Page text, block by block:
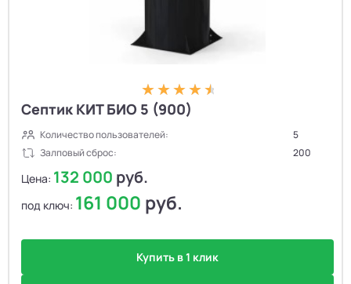
Септик КИТ БИО 5 (900)
Количество пользователей:
5
Залповый сброс:
200
Цена: 132 000 руб.
под ключ: 161 000 руб.
Купить в 1 клик